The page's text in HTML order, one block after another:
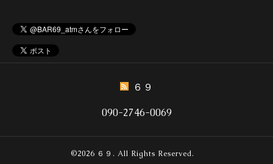
６９
090-2746-0069
©2026 ６９ . All Rights Reserved.